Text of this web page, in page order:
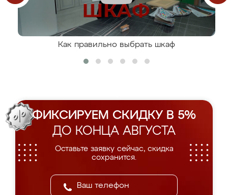
Как правильно выбрать шкаф
ФИКСИРУЕМ СКИДКУ В 5%
ДО КОНЦА АВГУСТА
Оставьте заявку сейчас, скидка
сохранится.